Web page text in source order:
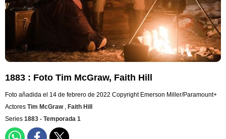
1883 : Foto Tim McGraw, Faith Hill
Foto añadida el 14 de febrero de 2022 Copyright Emerson Miller/Paramount+
Actores Tim McGraw , Faith Hill
Series 1883 - Temporada 1